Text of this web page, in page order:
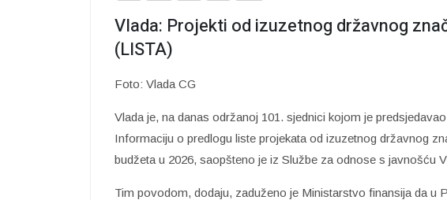
Vlada: Projekti od izuzetnog državnog
(LISTA)
Foto: Vlada CG
Vlada je, na danas održanoj 101. sjednici kojom je
Informaciju o predlogu liste projekata od izuzetnog državnog
budžeta u 2026, saopšteno je iz Službe za odnose s javnošću
Tim povodom, dodaju, zaduženo je Ministarstvo finansija da u